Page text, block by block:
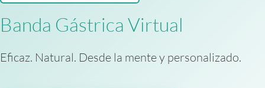
Banda Gástrica Virtual
Eficaz. Natural. Desde la mente y personalizado.